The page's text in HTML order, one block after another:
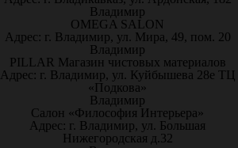
Владимир
OMEGA SALON
Адрес: г. Владимир, ул. Мира, 49, пом. 20
Владимир
PILLAR Магазин чистовых материалов
Адрес: г. Владимир, ул. Куйбышева 28е ТЦ
«Подкова»
Владимир
Салон «Философия Интерьера»
Адрес: г. Владимир, ул. Большая
Нижегородская д.32